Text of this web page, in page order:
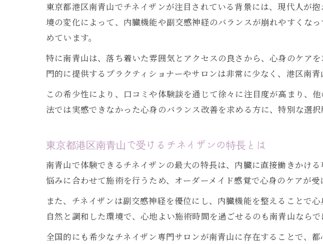
チネイザンで自
内臓ケアとチネ
チネイザンによ
内臓ケアがもた
感情と内臓機能
チネイザンで心
表参道エリアで注目
表参道エリアで
表参道のチネイ
チネイザン施術
表参道でチネイ
チネイザン効果
東京都港区南青山でチネイザンが注目されている背景には、現代人が
境の変化によって、内臓機能や副交感神経のバランスが崩れやすくな
めています。
特に南青山は、落ち着いた雰囲気とアクセスの良さから、心身のケア
門的に提供するプラクティショナーやサロンは非常に少なく、港区南
この希少性により、口コミや体験談を通じて徐々に注目度が高まり、
法では実感できなかった心身のバランス改善を求める方に、特別な選択
東京都港区南青山で受けるチネイザンの特長とは
南青山で体験できるチネイザンの最大の特長は、内臓に直接働きかけ
悩みに合わせて施術を行うため、オーダーメイド感覚で心身のケアが受
また、チネイザンは副交感神経を優位にし、内臓機能を整えることで
自然と調和した環境で、心地よい施術時間を過ごせるのも南青山ならで
全国的にも希少なチネイザン専門サロンが南青山に存在することで、